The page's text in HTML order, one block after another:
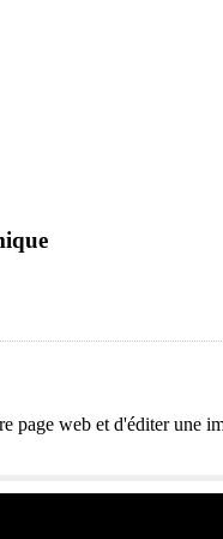
web et d'éditer une